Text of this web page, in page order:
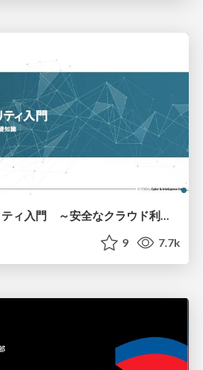
クラウドセキュリティ入門 ～安全なクラウド利用のための基礎知識～
9 7.7k